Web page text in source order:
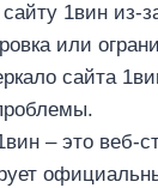
1вин из-
или
сайта
– это веб-